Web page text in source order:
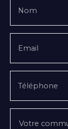
Nom
Email
Téléphone
Votre